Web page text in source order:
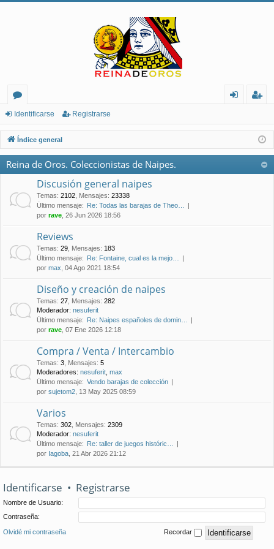
or
os
nt
ifi
ist
ra
Identificarse Registrarse
Índice general
Reina de Oros. Coleccionistas de Naipes.
Discusión general naipes
Temas: 2102 Mensajes: 23338
Último mensaje: Re: Todas las barajas de Theo…
por rave , 26 Jun 2026 18:56
Reviews
Temas: 29 Mensajes: 183
Último mensaje: Re: Fontaine, cual es la mejo…
por max , 04 Ago 2021 18:54
Diseño y creación de naipes
Temas: 27 Mensajes: 282
Moderador: nesuferit
Último mensaje: Re: Naipes españoles de domin…
por rave , 07 Ene 2026 12:18
Compra / Venta / Intercambio
Temas: 3 Mensajes: 5
Moderadores: nesuferit max
Último mensaje: Vendo barajas de colección
por sujetom2 , 13 May 2025 08:59
Varios
Temas: 302 Mensajes: 2309
Moderador: nesuferit
Último mensaje: Re: taller de juegos históric…
por Iagoba , 21 Abr 2026 21:12
Identificarse • Registrarse
Nombre de Usuario:
Contraseña:
Olvidé mi contraseña Recordar